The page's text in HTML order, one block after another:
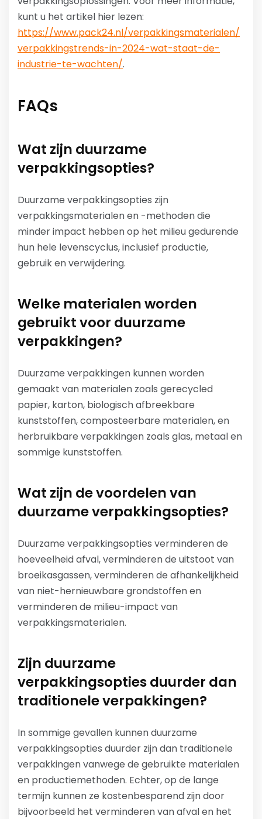
kunt u het artikel hier lezen:
https://www.pack24.nl/verpakkingsmaterialen/
verpakkingstrends-in-2024-wat-staat-de-
industrie-te-wachten/.
FAQs
Wat zijn duurzame
verpakkingsopties?
Duurzame verpakkingsopties zijn
verpakkingsmaterialen en -methoden die
minder impact hebben op het milieu gedurende
hun hele levenscyclus, inclusief productie,
gebruik en verwijdering.
Welke materialen worden
gebruikt voor duurzame
verpakkingen?
Duurzame verpakkingen kunnen worden
gemaakt van materialen zoals gerecycled
papier, karton, biologisch afbreekbare
kunststoffen, composteerbare materialen, en
herbruikbare verpakkingen zoals glas, metaal en
sommige kunststoffen.
Wat zijn de voordelen van
duurzame verpakkingsopties?
Duurzame verpakkingsopties verminderen de
hoeveelheid afval, verminderen de uitstoot van
broeikasgassen, verminderen de afhankelijkheid
van niet-hernieuwbare grondstoffen en
verminderen de milieu-impact van
verpakkingsmaterialen.
Zijn duurzame
verpakkingsopties duurder dan
traditionele verpakkingen?
In sommige gevallen kunnen duurzame
verpakkingsopties duurder zijn dan traditionele
verpakkingen vanwege de gebruikte materialen
en productiemethoden. Echter, op de lange
termijn kunnen ze kostenbesparend zijn door
bijvoorbeeld het verminderen van afval en het